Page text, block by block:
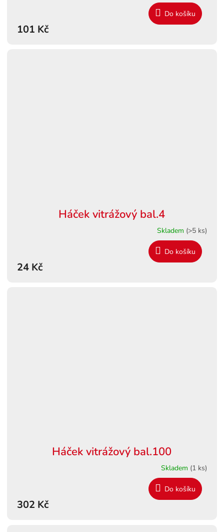
101 Kč
Do košíku
Háček vitrážový bal.4
Skladem (>5 ks)
24 Kč
Do košíku
Háček vitrážový bal.100
Skladem (1 ks)
302 Kč
Do košíku